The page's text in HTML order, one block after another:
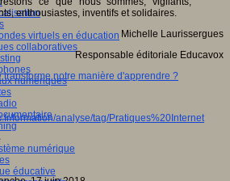
virtuels en éducation
collaboratives
numériques
numérique
éducative
enthousiastes, inventifs et solidaires.
Michelle Laurissergues
Responsable éditoriale Educavox
transforme notre manière d'apprendre ?
formation/analyse/tag/Pratiques%20Internet